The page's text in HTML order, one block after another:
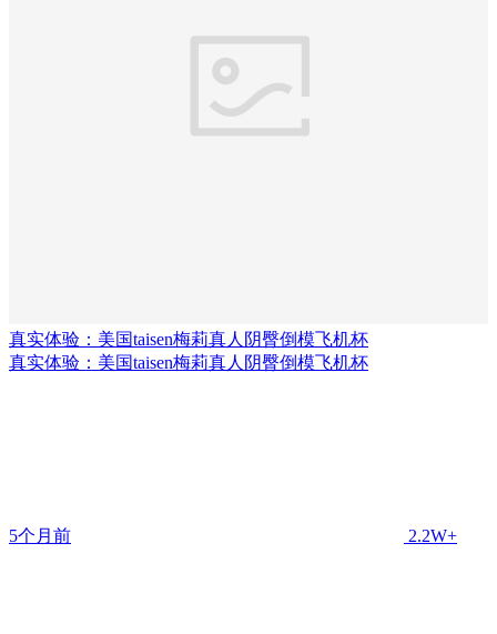
真实体验：美国taisen梅莉真人阴臀倒模飞机杯
真实体验：美国taisen梅莉真人阴臀倒模飞机杯
5个月前 2.2W+